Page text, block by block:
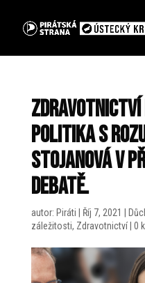
Zdravotnictví
politika s
Stojanová v
debatě.
autor: Piráti Říj 7, 2021
záležitosti, Zdravotnictví| 0